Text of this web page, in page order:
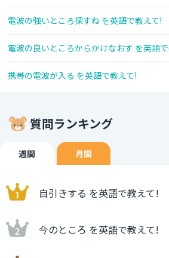
電波の強いところ探すね を英語で教えて!
電波の良いところからかけなおす を英語
携帯の電波が入る を英語で教えて!
質問ランキング
週間 月間
自引きする を英語で教えて!
今のところ を英語で教えて!